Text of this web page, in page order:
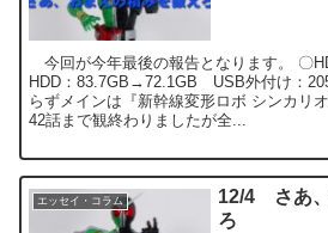
今回が今年最後の報告となります。 〇
HDD：83.7GB→72.1GB USB外付け
らずメインは『新幹線変形ロボ シンカリ
42話まで観終わりましたが全...
エッセイ・コラム
12/4 さあ、
ろ